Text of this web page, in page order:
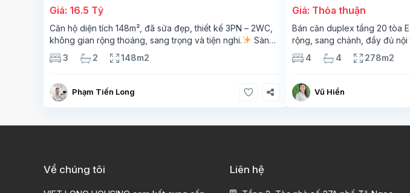
Giá: 16.5 Tỷ
Căn hộ diện tích 148m², đã sửa đẹp, thiết kế 3PN – 2WC,
không gian rộng thoáng, sang trọng và tiện nghi.
Sàn
gỗ cao cấp, ánh sáng tự nhiên chan hòa, view hồ Tây đắt
giá – mang lại
3 2 148m2
Phạm Tiến Long
Giá: Thỏa thuận
Bán căn duplex tầng 20 tòa
rộng, sang chảnh, đầy đủ
tầng. Tầng 1 rộng 142m2
ăn, phòng bếp, 2 phòng ngủ,
4 4 278m2
Vũ Hiền
Về chúng tôi Liên hệ